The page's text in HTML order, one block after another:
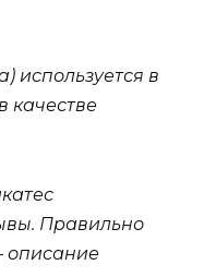
используется в
качестве
Правильно
описание